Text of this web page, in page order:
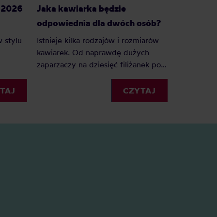
stylu
Jaka kawiarka będzie
odpowiednia dla dwóch osób?
Istnieje kilka rodzajów i rozmiarów
kawiarek. Od naprawdę dużych
zaparzaczy na dziesięć filiżanek po
miniaturowe na pojedyncze
espresso. Jaka kawiarka będzie
odpowiednia dla dwóch osób?
CZYTAJ